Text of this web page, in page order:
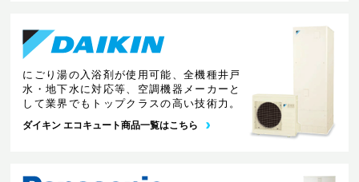
にごり湯の入浴剤が使用可能、全機種井戸
水・地下水に対応等、空調機器メーカーと
して業界でもトップクラスの高い技術力。
ダイキン エコキュート商品一覧はこちら